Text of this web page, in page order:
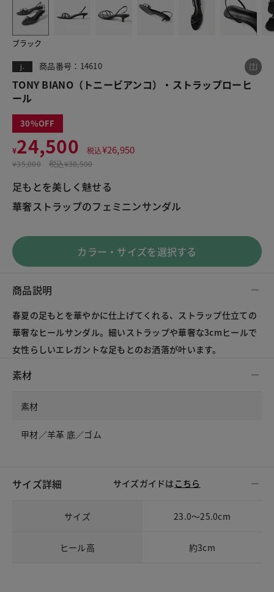
ブラック
j. 商品番号：14610
TONY BIANO（トニービアンコ）・ストラップローヒ
ール
30
¥24,500 税込¥26,950
¥35,000 税込¥38,500
足もとを美しく魅せる
華奢ストラップのフェミニンサンダル
カラー・サイズを選択する
商品説明
春夏の足もとを華やかに仕上げてくれる、ストラップ仕立ての
華奢なヒールサンダル。細いストラップや華奢な3cmヒールで
女性らしいエレガントな足もとのお洒落が叶います。
素材
素材
甲材／羊革 底／ゴム
サイズ詳細 サイズガイドは こちら
サイズ 23.0～25.0cm
ヒール高 約3cm
この商品をシェアする
¥24,500 税込¥26,950